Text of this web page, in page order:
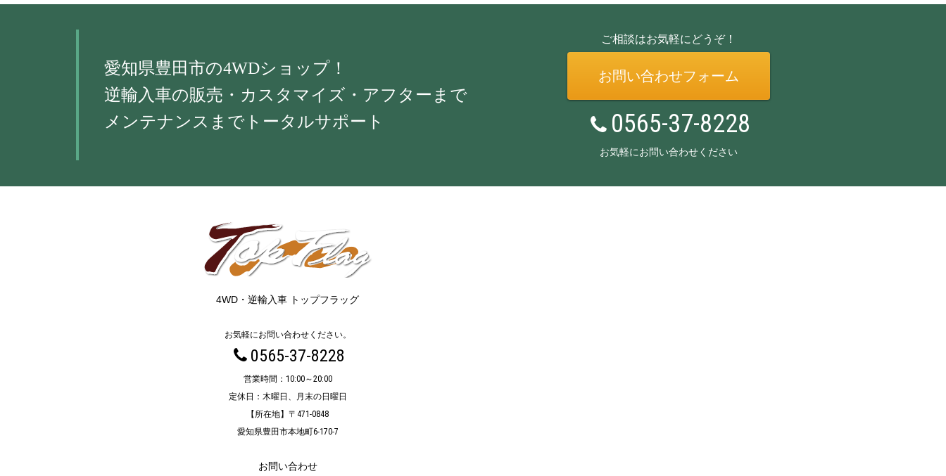
愛知県豊田市の4WDショップ！
逆輸入車の販売・カスタマイズ・アフターまで
メンテナンスまでトータルサポート
ご相談はお気軽にどうぞ！
お問い合わせフォーム
0565-37-8228
お気軽にお問い合わせください
4WD・逆輸入車 トップフラッグ
お気軽にお問い合わせください。
0565-37-8228
営業時間：10:00～20:00
定休日：木曜日、月末の日曜日
【所在地】〒471-0848
愛知県豊田市本地町6-170-7
お問い合わせ